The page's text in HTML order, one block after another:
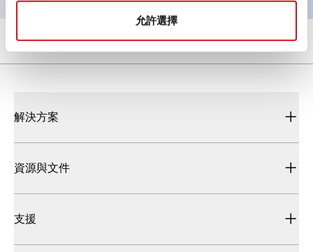
允許選擇
解決方案
資源與文件
支援